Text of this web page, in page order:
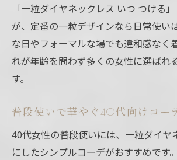
「一粒ダイヤネックレス いつ つける
が、定番の一粒デザインなら日常使い
な日やフォーマルな場でも違和感なく
れが年齢を問わず多くの女性に選ばれ
す。
普段使いで華やぐ40代向けコー
40代女性の普段使いには、一粒ダイヤ
にしたシンプルコーデがおすすめです